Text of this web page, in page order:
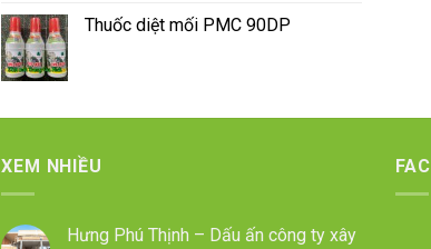
Thuốc diệt mối PMC 90DP
XEM NHIỀU
Hưng Phú Thịnh – Dấu ấn công ty xây